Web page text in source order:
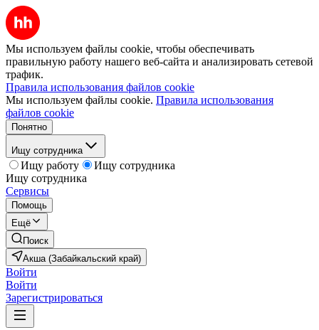
Мы используем файлы cookie, чтобы обеспечивать
правильную работу нашего веб-сайта и анализировать сетевой
трафик.
Правила использования файлов cookie
Мы используем файлы cookie. Правила использования
файлов cookie
Понятно
Ищу сотрудника
Ищу работу
Ищу сотрудника
Ищу сотрудника
Сервисы
Помощь
Ещё
Поиск
Акша (Забайкальский край)
Войти
Войти
Зарегистрироваться